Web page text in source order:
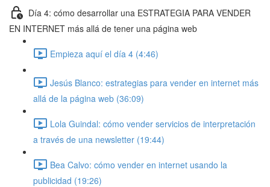
Día 4: cómo desarrollar una ESTRATEGIA PARA VENDER
EN INTERNET más allá de tener una página web
Empieza aquí el día 4 (4:46)
Jesús Blanco: estrategias para vender en internet más
allá de la página web (36:09)
Lola Guindal: cómo vender servicios de interpretación
a través de una newsletter (19:44)
Bea Calvo: cómo vender en internet usando la
publicidad (19:26)